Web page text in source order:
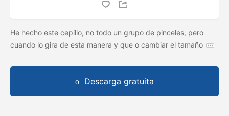
He hecho este cepillo, no todo un grupo de pinceles, pero
cuando lo gira de esta manera y que o cambiar el tamaño
Descarga gratuita